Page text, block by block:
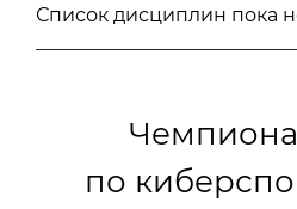
Список дисциплин пока
по